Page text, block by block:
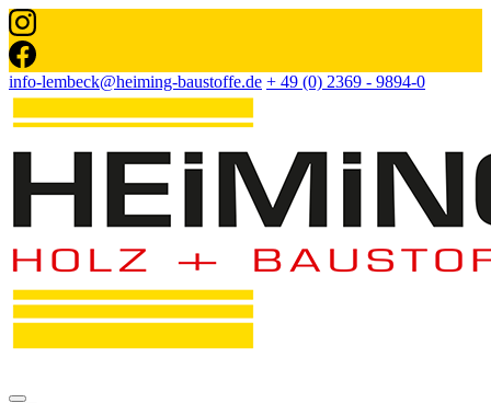
info-lembeck@heiming-baustoffe.de + 49 (0) 2369 - 9894-0